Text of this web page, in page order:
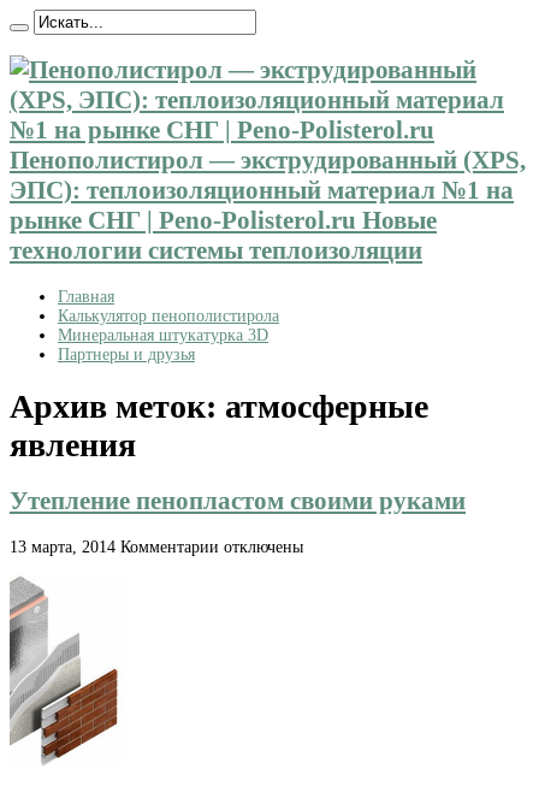
Пенополистирол — экструдированный (XPS,
ЭПС): теплоизоляционный материал №1 на
рынке СНГ | Peno-Polisterol.ru Новые
технологии системы теплоизоляции
Главная
Калькулятор пенополистирола
Минеральная штукатурка 3D
Партнеры и друзья
Архив меток: атмосферные
явления
Утепление пенопластом своими руками
13 марта, 2014 Комментарии котключены